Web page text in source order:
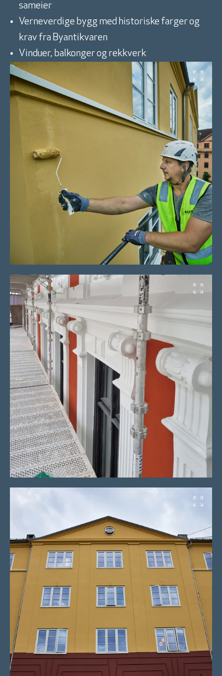
sameier
Verneverdige bygg med historiske farger og
krav fra Byantikvaren
Vinduer, balkonger og rekkverk